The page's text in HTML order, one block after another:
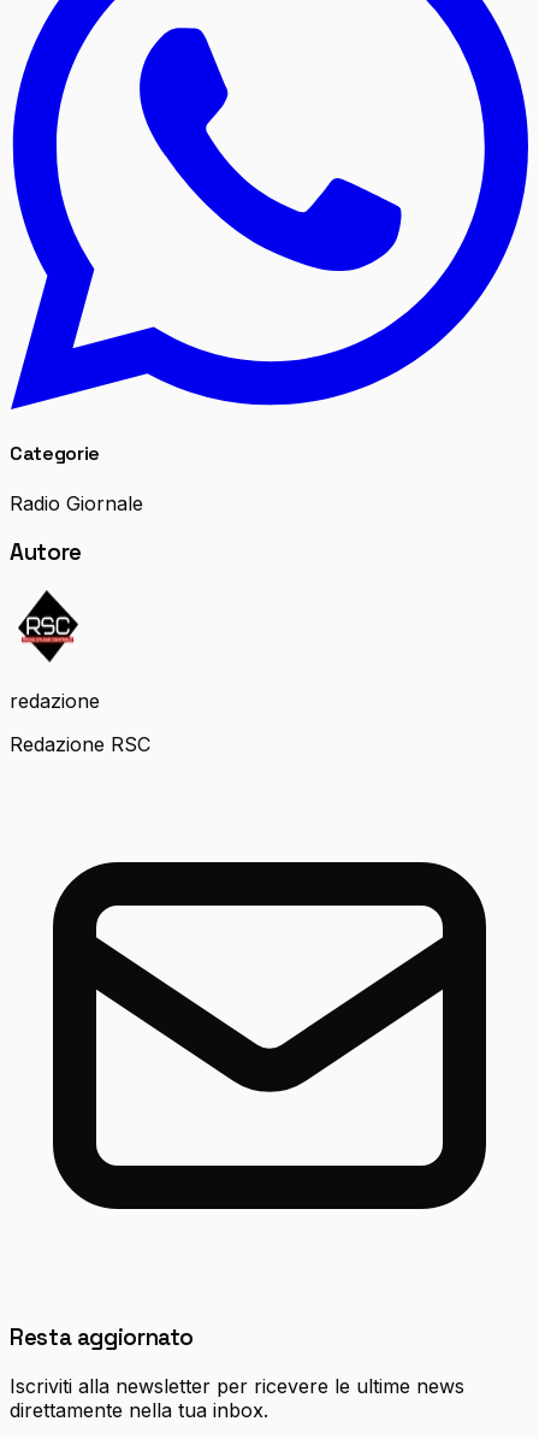
Categorie
Radio Giornale
Autore
redazione
Redazione RSC
Resta aggiornato
Iscriviti alla newsletter per ricevere le ultime news
direttamente nella tua inbox.